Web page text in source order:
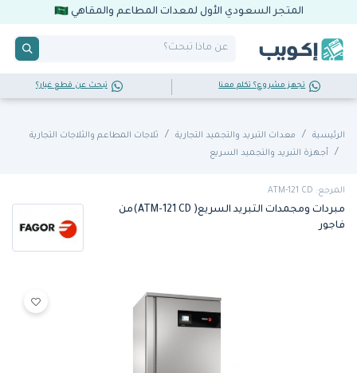
المتجر السعودي الأول لمعدات المطاعم والمقاهي
تجهز مشروع؟ تكلم معنا تبحث عن قطع غيار؟
الرئيسية معدات التبريد والتجميد التجارية
ثلاجات المطاعم والثلاجات التجارية
أجهزة التبريد والتجميد السريع
المرجع: ATM-121 CD
مبردات ومجمدات التبريد السريع( ATM-121 CD)من
فاجور